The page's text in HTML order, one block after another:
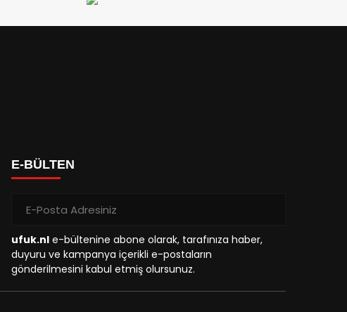
E-BÜLTEN
ufuk.nl e-bültenine abone olarak, tarafınıza haber,
duyuru ve kampanya içerikli e-postaların
gönderilmesini kabul etmiş olursunuz.